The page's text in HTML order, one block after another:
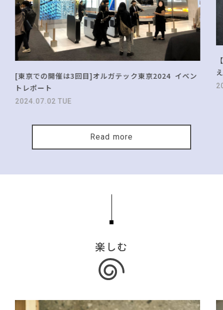
[東京での開催は3回目]オルガテック東京2024 イベン
トレポート
2024.07.02 TUE
Read more
楽しむ